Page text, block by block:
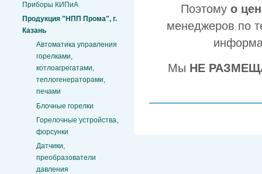
Приборы КИПиА
Продукция "НПП Прома", г.
Казань
Автоматика управления
горелками,
котлоагрегатами,
теплогенераторами,
печами
Блочные горелки
Горелочные устройства,
форсунки
Датчики,
преобразователи
давления
Поэтому о
менеджеров по
Мы НЕ